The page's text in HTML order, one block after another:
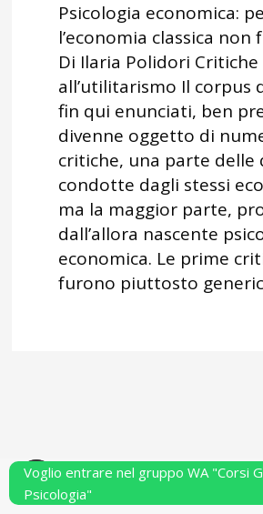
Psicologia economica:
l’economia classica non
Di Ilaria Polidori Critiche
all’utilitarismo Il corpus
fin qui enunciati, ben
divenne oggetto di
critiche, una parte delle
condotte dagli stessi
ma la maggior parte,
dall’allora nascente
economica. Le prime
furono piuttosto
Powered by
Voglio entrare nel gruppo WA "Corsi
Psicologia"